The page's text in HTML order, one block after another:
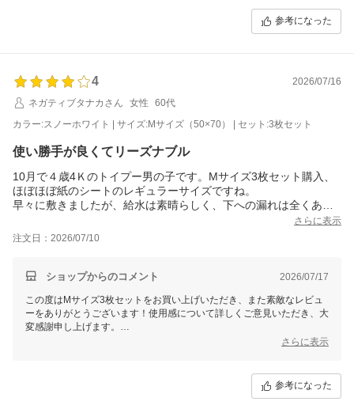
環境づくりをされている様子が目に浮かびます。夜や朝、トイレとして
うまく活用してくれるといいですね。また、カフェマットや車内用とし
ひご検討ください。今後もお客様と子犬くんの生活がより快適になる商
品をご提供できるよう努めてまいります。何か気になることなどござい
ましたら、どうぞお気軽にお問い合わせください！
参考になった
4
2026/07/16
ネガティブタナカさん
女性
60代
カラー:スノーホワイト | サイズ:Mサイズ（50×70） | セット:3枚セット
使い勝手が良くてリーズナブル
10月で４歳4Ｋのトイプー男の子です。Mサイズ3枚セット購入、
ほぼほぼ紙のシートのレギュラーサイズですね。
早々に敷きましたが、給水は素晴らしく、下への漏れは全くあり
ませんでした。複数枚購入でコスパも良いです。安価で良いので
すが、端のほう、特に四隅に浮きが出ていたのでー１☆しまし
た。
さらに表示
注文日：2026/07/10
ショップからのコメント 2026/07/17
この度はMサイズ3枚セットをお買い上げいただき、また素敵なレビュ
ーをありがとうございます！使用感について詳しくご意見いただき、大
変感謝申し上げます。
四隅の浮きについて貴重なご指摘をいただきありがとうございます。今
さらに表示
参考になった